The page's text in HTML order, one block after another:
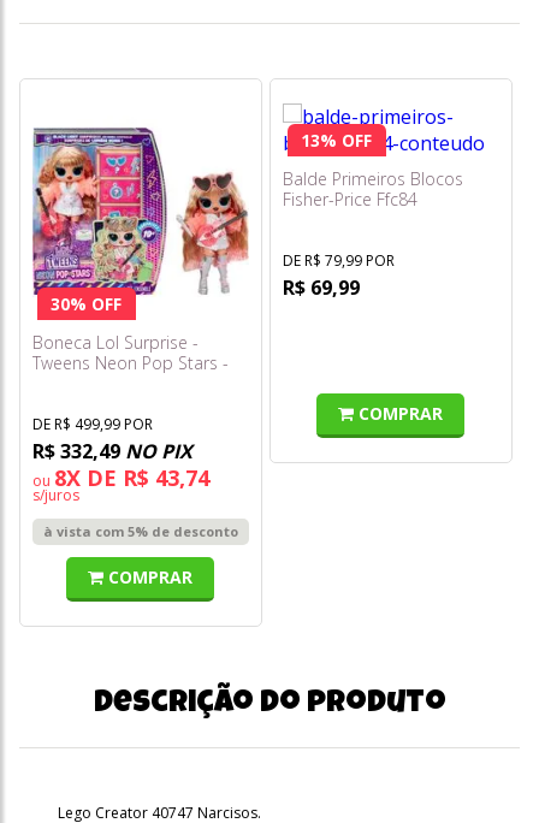
30% OFF
Boneca Lol Surprise -
Tweens Neon Pop Stars -
DE R$ 499,99 POR
R$ 332,49 NO PIX
ou 8X DE R$ 43,74
s/juros
à vista com 5% de desconto
COMPRAR
13% OFF
Balde Primeiros Blocos
Fisher-Price Ffc84
DE R$ 79,99 POR
R$ 69,99
COMPRAR
Descrição do produto
Lego Creator 40747 Narcisos.